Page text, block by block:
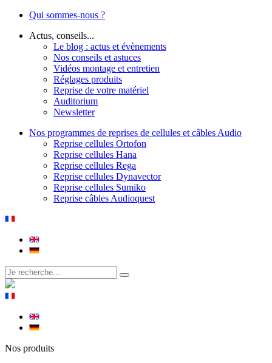
Qui sommes-nous ?
Actus, conseils...
Le blog : actus et évènements
Nos conseils et astuces
Vidéos montage et entretien
Réglages produits
Reprise de votre matériel
Auditorium
Newsletter
Nos programmes de reprises de cellules et câbles Audio
Reprise cellules Ortofon
Reprise cellules Hana
Reprise cellules Rega
Reprise cellules Dynavector
Reprise cellules Sumiko
Reprise câbles Audioquest
Nos produits